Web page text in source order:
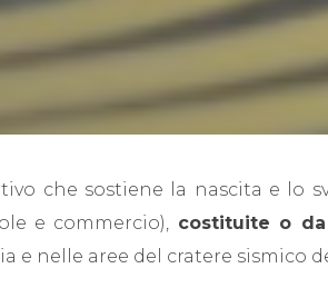
che sostiene la nascita e
e commercio), costituite o
e nelle aree del cratere sismico